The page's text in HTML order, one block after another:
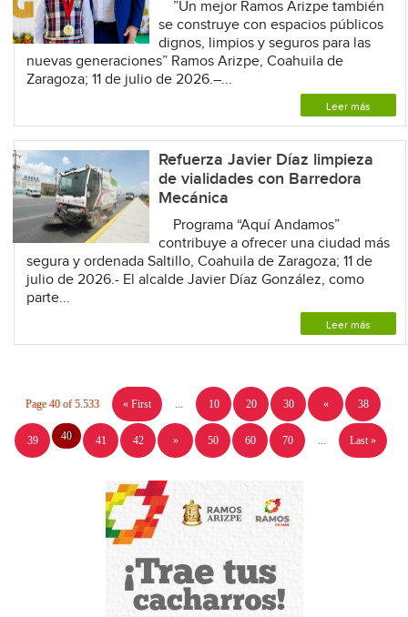
”Un mejor Ramos Arizpe también
se construye con espacios públicos
dignos, limpios y seguros para las
nuevas generaciones” Ramos Arizpe, Coahuila de
Zaragoza; 11 de julio de 2026.–...
Leer más
Refuerza Javier Díaz limpieza
de vialidades con Barredora
Mecánica
Programa “Aquí Andamos”
contribuye a ofrecer una ciudad más
segura y ordenada Saltillo, Coahuila de Zaragoza; 11 de
julio de 2026.- El alcalde Javier Díaz González, como
parte...
Leer más
Page 40 of 5.533 « First ... 10 20 30 « 38
39 40 41 42 » 50 60 70 ... Last »